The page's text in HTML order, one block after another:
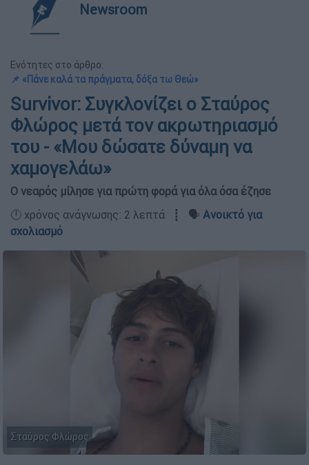
Newsroom
Ενότητες στο άρθρο:
📌 «Πάνε καλά τα πράγματα, δόξα τω Θεώ»
Survivor: Συγκλονίζει ο Σταύρος
Φλώρος μετά τον ακρωτηριασμό
του - «Μου δώσατε δύναμη να
χαμογελάω»
Ο νεαρός μίλησε για πρώτη φορά για όλα όσα έζησε
🕛 χρόνος ανάγνωσης: 2 λεπτά ┋ 🗣️ Ανοικτό για
σχολιασμό
Σταύρος Φλώρος